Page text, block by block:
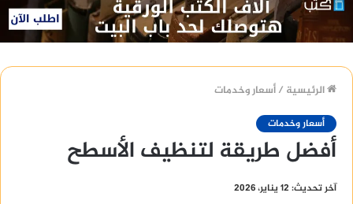
الرئيسية /أسعار وخدمات
أسعار وخدمات
أفضل طريقة لتنظيف الأسطح
آخر تحديث: 12 يناير، 2026